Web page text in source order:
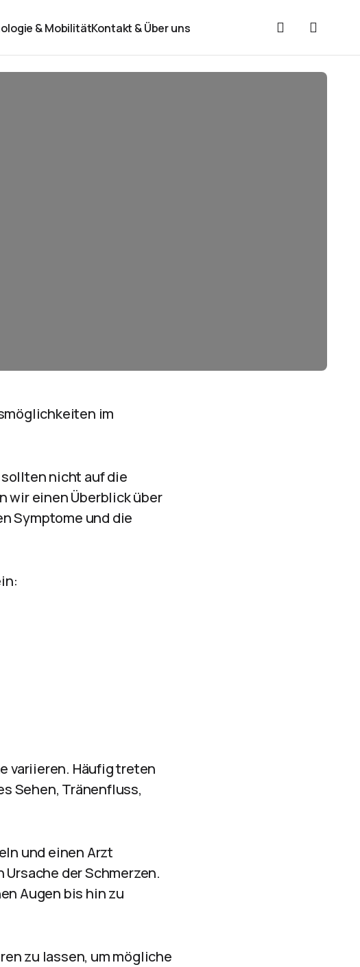
& MobilitätKontakt & Über uns
im
nicht auf die
wir einen Überblick über
Symptome und die
variieren. Häufig treten
Sehen, Tränenfluss,
und einen Arzt
der Schmerzen.
Augen bis hin zu
zu lassen, um mögliche